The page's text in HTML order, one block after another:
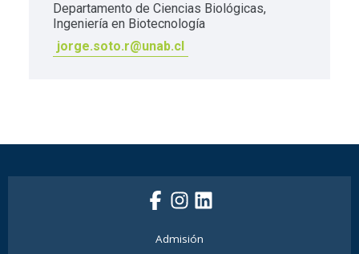
Departamento de Ciencias Biológicas,
Ingeniería en Biotecnología
jorge.soto.r@unab.cl